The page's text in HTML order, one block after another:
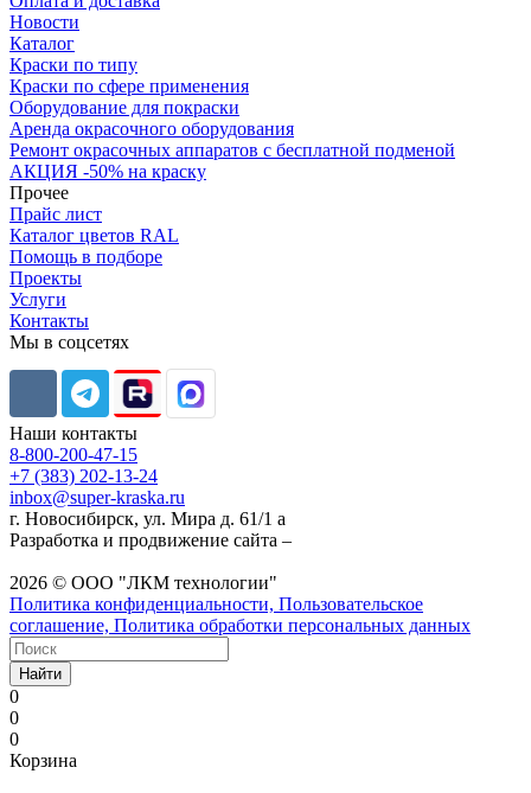
Новости
Каталог
Краски по типу
Краски по сфере применения
Оборудование для покраски
Аренда окрасочного оборудования
Ремонт окрасочных аппаратов с бесплатной подменой
АКЦИЯ -50% на краску
Прочее
Прайс лист
Каталог цветов RAL
Помощь в подборе
Проекты
Услуги
Контакты
Мы в соцсетях
Наши контакты
8-800-200-47-15
+7 (383) 202-13-24
inbox@super-kraska.ru
г. Новосибирск, ул. Мира д. 61/1 а
Разработка и продвижение сайта –
2026 © ООО "ЛКМ технологии"
Политика конфиденциальности, Пользовательское
соглашение, Политика обработки персональных данных
Найти
0
0
0
Корзина